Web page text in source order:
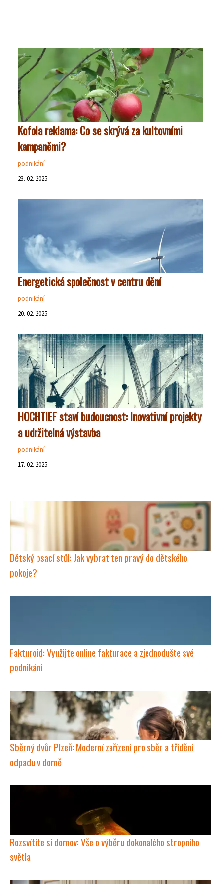
Kofola reklama: Co se skrývá za kultovními
kampaněmi?
podnikání
23. 02. 2025
Energetická společnost v centru dění
podnikání
20. 02. 2025
HOCHTIEF staví budoucnost: Inovativní projekty
a udržitelná výstavba
podnikání
17. 02. 2025
Dětský psací stůl: Jak vybrat ten pravý do dětského
pokoje?
Fakturoid: Využijte online fakturace a zjednodušte své
podnikání
Sběrný dvůr Plzeň: Moderní zařízení pro sběr a třídění
odpadu v domě
Rozsvítíte si domov: Vše o výběru dokonalého stropního
světla